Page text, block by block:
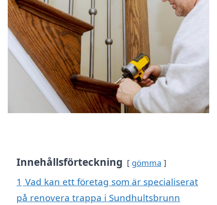
Innehållsförteckning gömma
1 Vad kan ett företag som är specialiserat
på renovera trappa i Sundhultsbrunn